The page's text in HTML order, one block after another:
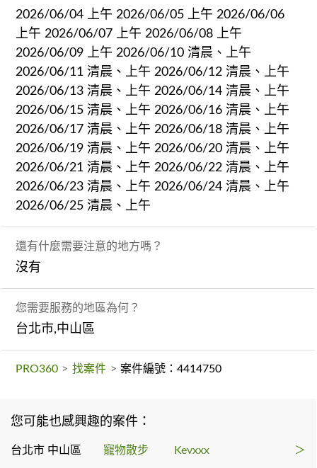
2026/06/04 上午 2026/06/05 上午 2026/06/06
上午 2026/06/07 上午 2026/06/08 上午
2026/06/09 上午 2026/06/10 清晨、上午
2026/06/11 清晨、上午 2026/06/12 清晨、上午
2026/06/13 清晨、上午 2026/06/14 清晨、上午
2026/06/15 清晨、上午 2026/06/16 清晨、上午
2026/06/17 清晨、上午 2026/06/18 清晨、上午
2026/06/19 清晨、上午 2026/06/20 清晨、上午
2026/06/21 清晨、上午 2026/06/22 清晨、上午
2026/06/23 清晨、上午 2026/06/24 清晨、上午
2026/06/25 清晨、上午
還有什麼需要注意的地方嗎？
沒有
您需要服務的地區為何？
台北市,中山區
PRO360 > 找案件 > 案件編號：4414750
您可能也感興趣的案件：
台北市 中山區 寵物散步 Kevxxx ＞